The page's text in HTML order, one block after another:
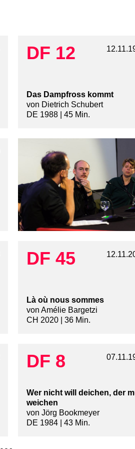
DF 12
Das Dampfross kommt
von Dietrich Schubert
DE 1988 | 45 Min.
DF 45
Là où nous sommes
von Amélie Bargetzi
CH 2020 | 36 Min.
DF 8
Wer nicht will deichen, der
weichen
von Jörg Bookmeyer
DE 1984 | 43 Min.